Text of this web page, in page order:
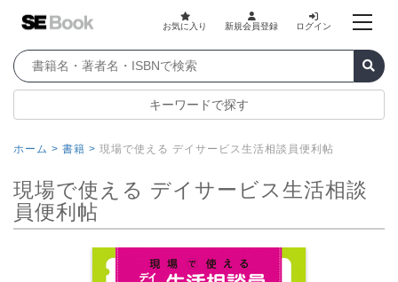
お気に入り 新規会員登録 ログイン
キーワードで探す
ホーム > 書籍 > 現場で使える デイサービス生活相談員便利帖
現場で使える デイサービス生活相談
員便利帖